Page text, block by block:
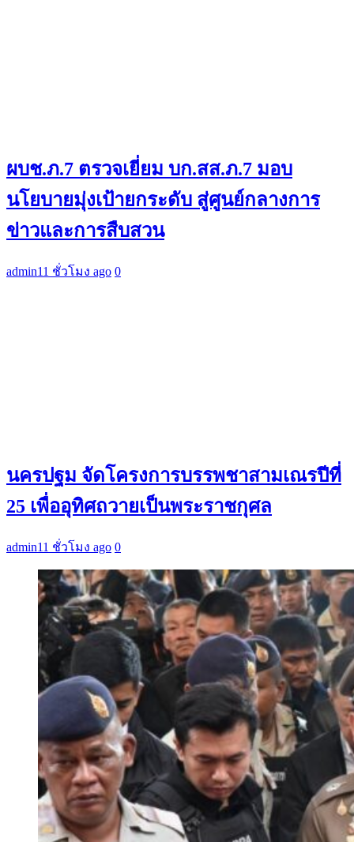
ผบช.ภ.7 ตรวจเยี่ยม บก.สส.ภ.7 มอบ
นโยบายมุ่งเป้ายกระดับ สู่ศูนย์กลางการ
ข่าวและการสืบสวน
admin11 ชั่วโมง ago 0
นครปฐม จัดโครงการบรรพชาสามเณรปีที่
25 เพื่ออุทิศถวายเป็นพระราชกุศล
admin11 ชั่วโมง ago 0